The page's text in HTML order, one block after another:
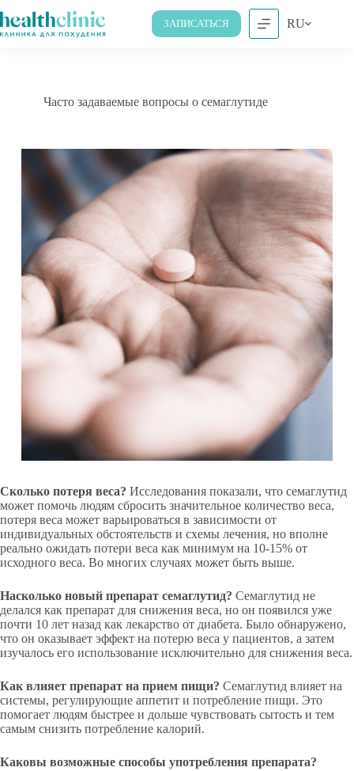
ЗАПИСАТЬСЯ RU
Часто задаваемые вопросы о семаглутиде
Сколько потеря веса? Исследования показали, что семаглутид
может помочь людям сбросить значительное количество веса,
потеря веса может варьироваться в зависимости от
индивидуальных обстоятельств и схемы лечения, но вполне
реально ожидать потери веса как минимум на 10-15% от
исходного веса. Во многих случаях может быть выше.
Насколько новый препарат семаглутид? Семаглутид не
делался как препарат для снижения веса, но он появился уже
почти 10 лет назад как лекарство от диабета. Было обнаружено,
что он оказывает эффект на потерю веса у пациентов, а затем
изучалось его использование исключительно для снижения веса.
Как влияет препарат на прием пищи? Семаглутид влияет на
системы, регулирующие аппетит и потребление пищи. Это
помогает людям быстрее и дольше чувствовать сытость и тем
самым снизить потребление калорий.
Каковы возможные способы употребления препарата?